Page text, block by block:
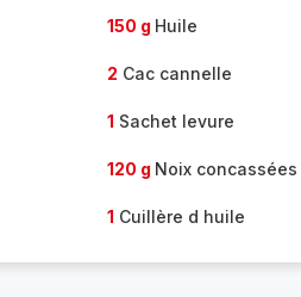
150 g Huile
2 Cac cannelle
1 Sachet levure
120 g Noix concassées
1 Cuillère d huile